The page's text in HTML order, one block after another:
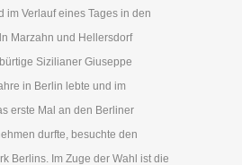
im Verlauf eines Tages in den
Marzahn und Hellersdorf
Sizilianer Giuseppe
in Berlin lebte und im
erste Mal an den Berliner
durfte, besuchte den
Berlins. Im Zuge der Wahl ist die